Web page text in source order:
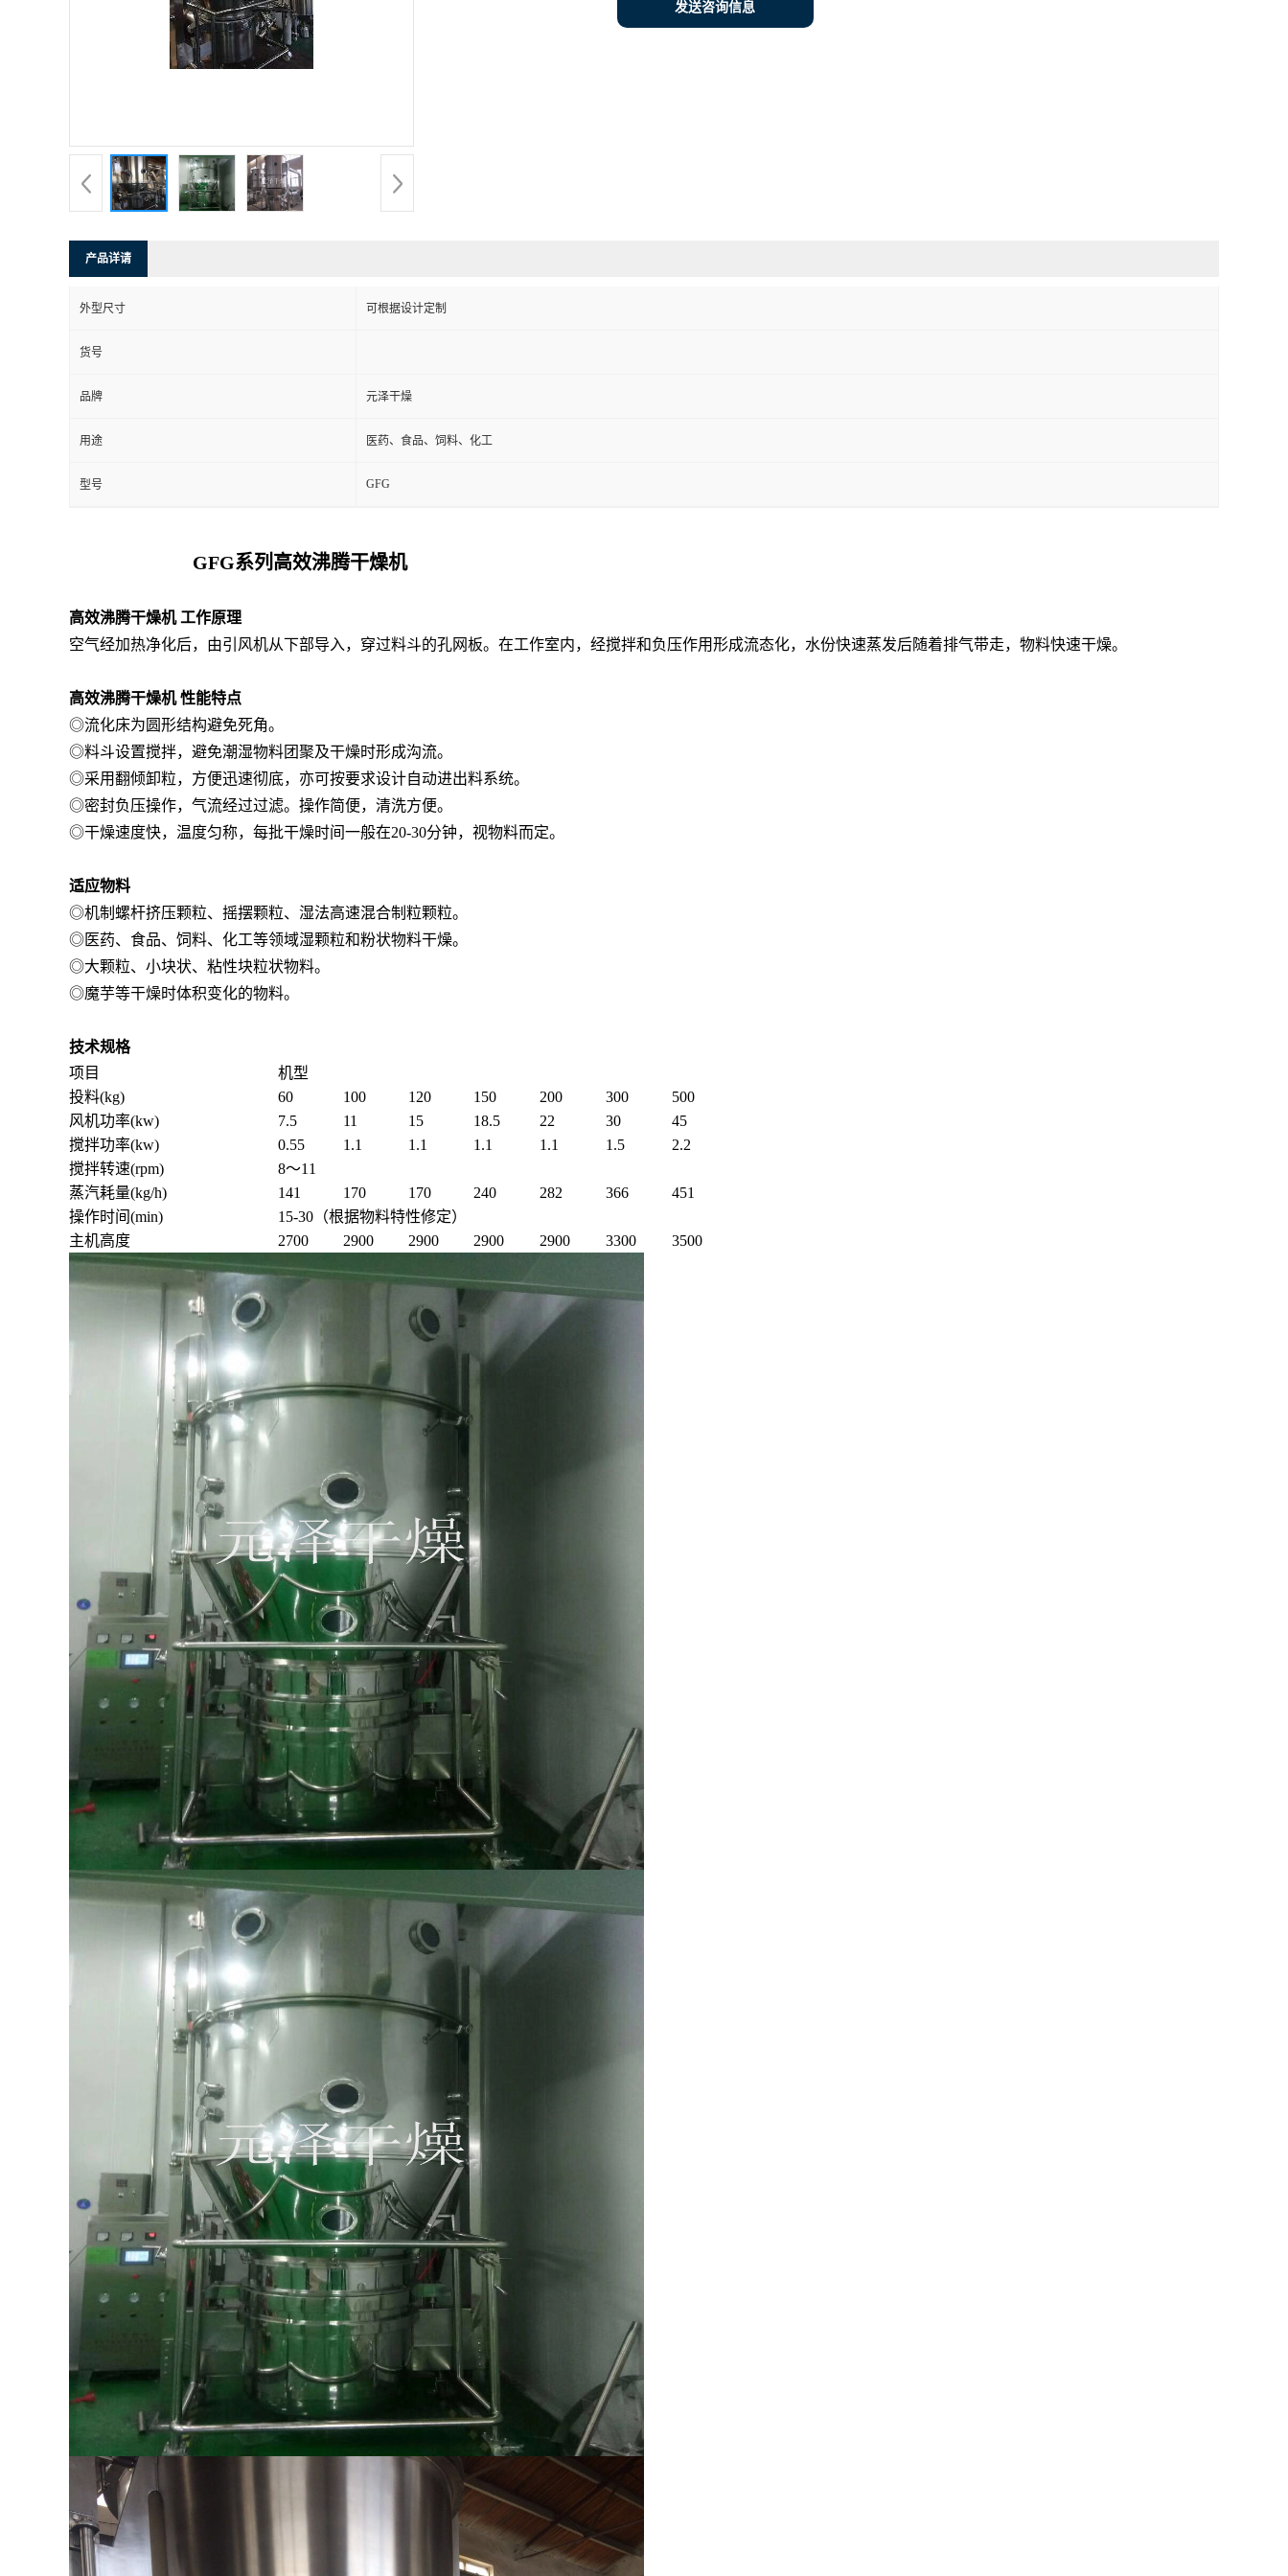
发送咨询信息
产品详请
外型尺寸 可根据设计定制
货号
品牌 元泽干燥
用途 医药、食品、饲料、化工
型号 GFG
GFG系列 高效沸腾干燥机
高效沸腾干燥机 工作原理
空气经加热净化后，由引风机从下部导入，穿过料斗的孔网板。在工作室内，经搅拌和负压作用形成流态化，水份快速蒸发后随着排气带走，物料快速干燥。
高效沸腾干燥机性能特点
◎流化床为圆形结构避免死角。
◎料斗设置搅拌，避免潮湿物料团聚及干燥时形成沟流。
◎采用翻倾卸粒，方便迅速彻底，亦可按要求设计自动进出料系统。
◎密封负压操作，气流经过过滤。操作简便，清洗方便。
◎干燥速度快，温度匀称，每批干燥时间一般在20-30分钟，视物料而定。
适应物料
◎机制螺杆挤压颗粒、摇摆颗粒、湿法高速混合制粒颗粒。
◎医药、食品、饲料、化工等领域湿颗粒和粉状物料干燥。
◎大颗粒、小块状、粘性块粒状物料。
◎魔芋等干燥时体积变化的物料。
技术规格
项目
机型
投料(kg)
60 100 120 150 200 300
500
风机功率(kw)
7.5 11 15 18.5 22 30
45
搅拌功率(kw)
0.55 1.1 1.1 1.1 1.1 1.5
2.2
搅拌转速(rpm)
8～11
蒸汽耗量(kg/h)
141 170 170 240 282 366
451
操作时间(min)
15-30（根据物料特性修定）
主机高度
2700 2900 2900 2900 2900 3300 3500